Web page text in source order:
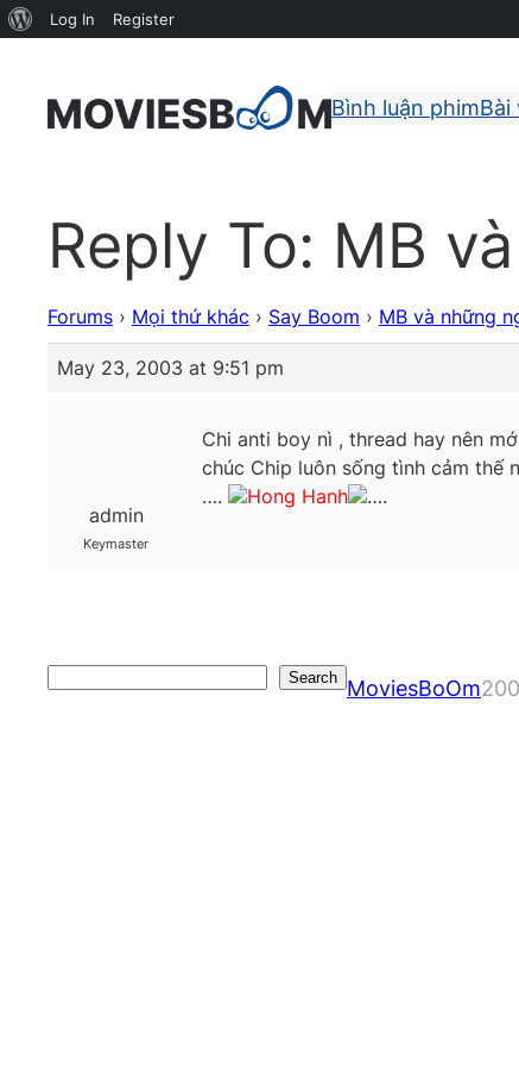
Bình luận phimBài
Reply To: MB
Forums › Mọi thứ khác › Say Boom › MB và những
May 23, 2003 at 9:51 pm
admin
Keymaster
Chi anti boy nì , thread hay nên
chúc Chip luôn sống tình cảm thế
….
Hong Hanh ….
Search MoviesBoOm
About
Log In Register